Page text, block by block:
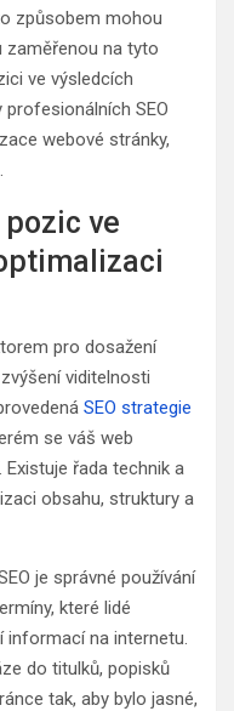
způsobem mohou
na tyto
ve výsledcích
profesionálních SEO
webové stránky,
pozic ve
pro dosažení
viditelnosti
SEO strategie
se váš web
Existuje řada technik a
obsahu, struktury a
je správné používání
které lidé
informací na internetu.
do titulků, popisků
tak, aby bylo jasné,